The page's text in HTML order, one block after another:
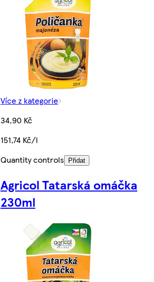
Více z kategorie
34,90 Kč
151,74 Kč/l
Quantity controls
Přidat
Agricol Tatarská omáčka
230ml